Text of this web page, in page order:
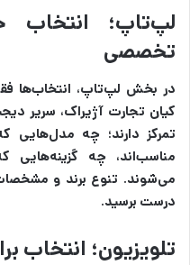
لپ‌تاپ؛ انتخاب
تخصصی
در بخش لپ‌تاپ، انتخاب‌ها
کیان تجارت آژیراک، سریر
تمرکز دارند؛ چه مدل‌هایی
مناسب‌اند، چه گزینه‌هایی
می‌شوند. تنوع برند و
درست برسید.
تلویزیون؛ انتخاب